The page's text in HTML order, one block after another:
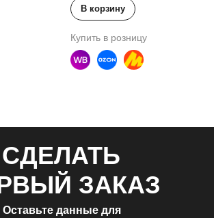
СДЕЛАТЬ
ЗАКАЗ
Оставьте данные для